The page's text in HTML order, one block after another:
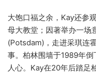
大饱口福之余，Kay还参
母大教堂；因著举办一场
(Potsdam)，走进采琪连
事。柏林围墙于1989年
人心。Kay在20年后踏足